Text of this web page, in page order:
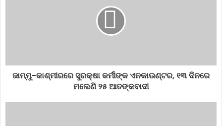
ସ୍ତ୍ରୀକାରକ ଗ୍ରହ । ତେଣୁ ସ୍ତ୍ରୀ ମାନଙ୍କୁ ଅସମ୍ମାନିତ କଲେ
ଆପଣଙ୍କର କ୍ଷତି ହୋଇପାରେ ।
ଜାମ୍ମୁ-କାଶ୍ମୀରରେ ସୁରକ୍ଷା କର୍ମୀଙ୍କ ଏନକାଉଣ୍ଟର, ୧୩ ଦିନରେ
ମଲେଣି ୨୫ ଆତଙ୍କବାଦୀ